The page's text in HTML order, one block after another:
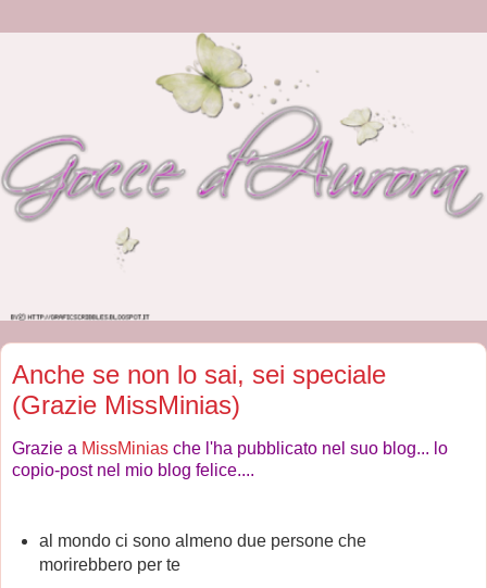
Anche se non lo sai, sei speciale
(Grazie MissMinias)
Grazie a MissMinias che l'ha pubblicato nel suo blog... lo
copio-post nel mio blog felice....
al mondo ci sono almeno due persone che
morirebbero per te